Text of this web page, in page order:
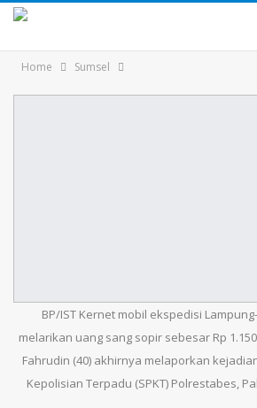
Home Sumsel
BP/IST Kernet mobil ekspedisi
melarikan uang sang sopir sebesar Rp
Fahrudin (40) akhirnya melaporkan
Kepolisian Terpadu (SPKT) Polrestabes,